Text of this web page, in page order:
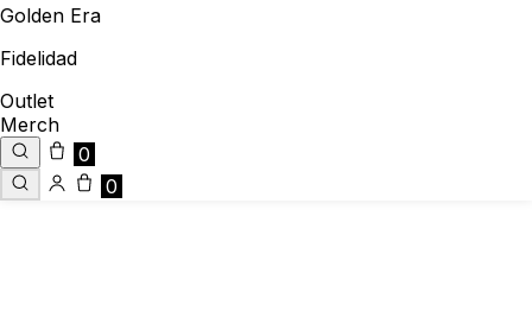
Golden Era
Fidelidad
Outlet
Merch
0
0